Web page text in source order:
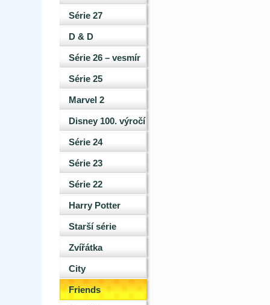
Série 27
D & D
Série 26 – vesmír
Série 25
Marvel 2
Disney 100. výročí
Série 24
Série 23
Série 22
Harry Potter
Starší série
Zvířátka
City
Friends